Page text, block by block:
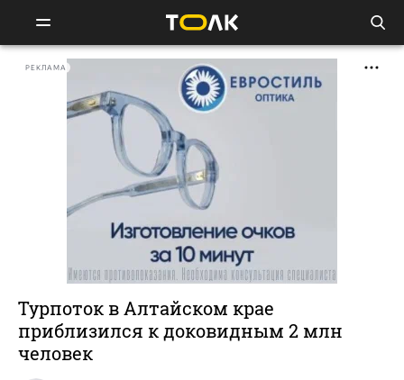
РЕКЛАМА
Турпоток в Алтайском крае
приблизился к доковидным 2 млн
человек